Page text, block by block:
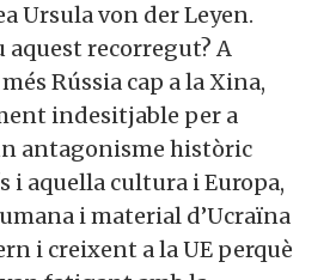
Ursula von der Leyen.
aquest recorregut? A
Rússia cap a la Xina,
indesitjable per a
antagonisme històric
i aquella cultura i Europa,
i material d’Ucraïna
i creixent a la UE perquè